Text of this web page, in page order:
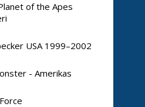
of the Apes
USA 1999–2002
- Amerikas